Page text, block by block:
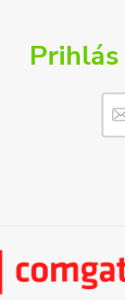
Prihlás